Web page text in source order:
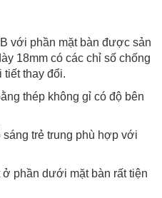
với phần mặt bàn được sản
18mm có các chỉ số chống
tiết thay đổi.
thép không gỉ có độ bên
trẻ trung phù hợp với
phần dưới mặt bàn rất tiện